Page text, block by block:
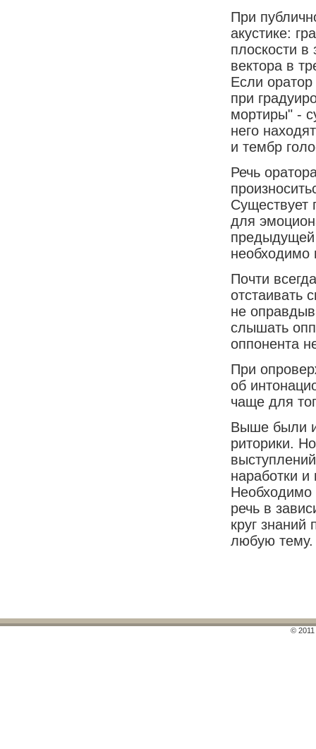
При
акустике:
плоскости в
вектора в
Если
при
мортиры" -
него
и тембр
Речь
Существует
для
необходимо
Почти
отстаивать
не
слышать
оппонента
При
об
чаще для
Выше были
риторики.
наработки
Необходимо
речь в
круг
любую тему.
©